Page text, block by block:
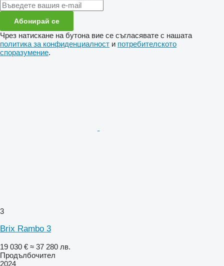
Абонирай се
Чрез натискане на бутона вие се съгласявате с нашата
политика за конфиденциалност и потребителското
споразумение.
3
Brix Rambo 3
19 030 € ≈ 37 280 лв.
Продълбочител
2024